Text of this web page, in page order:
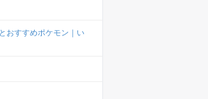
おすすめポケモン｜い